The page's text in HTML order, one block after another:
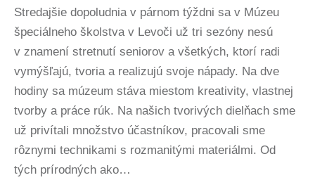
Stredajšie dopoludnia v párnom týždni sa v Múzeu
špeciálneho školstva v Levoči už tri sezóny nesú
v znamení stretnutí seniorov a všetkých, ktorí radi
vymýšľajú, tvoria a realizujú svoje nápady. Na dve
hodiny sa múzeum stáva miestom kreativity, vlastnej
tvorby a práce rúk. Na našich tvorivých dielňach sme
už privítali množstvo účastníkov, pracovali sme
rôznymi technikami s rozmanitými materiálmi. Od
tých prírodných ako…